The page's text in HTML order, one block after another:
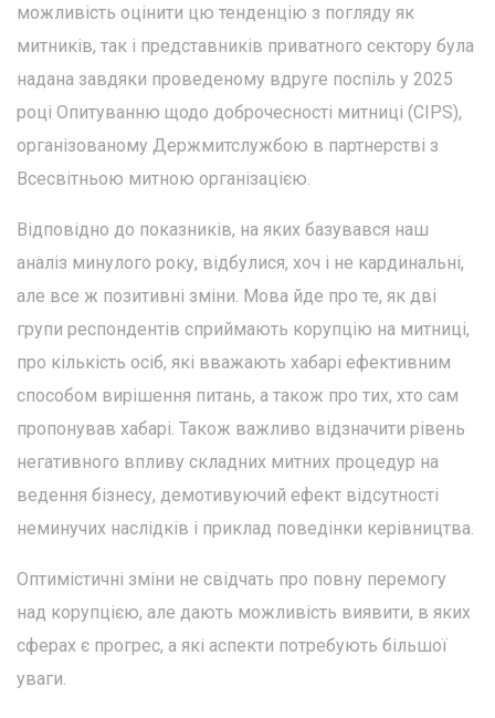
можливість оцінити цю тенденцію з погляду як
митників, так і представників приватного сектору була
надана завдяки проведеному вдруге поспіль у 2025
році Опитуванню щодо доброчесності митниці (CIPS),
організованому Держмитслужбою в партнерстві з
Всесвітньою митною організацією.
Відповідно до показників, на яких базувався наш
аналіз минулого року, відбулися, хоч і не кардинальні,
але все ж позитивні зміни. Мова йде про те, як дві
групи респондентів сприймають корупцію на митниці,
про кількість осіб, які вважають хабарі ефективним
способом вирішення питань, а також про тих, хто сам
пропонував хабарі. Також важливо відзначити рівень
негативного впливу складних митних процедур на
ведення бізнесу, демотивуючий ефект відсутності
неминучих наслідків і приклад поведінки керівництва.
Оптимістичні зміни не свідчать про повну перемогу
над корупцією, але дають можливість виявити, в яких
сферах є прогрес, а які аспекти потребують більшої
уваги.